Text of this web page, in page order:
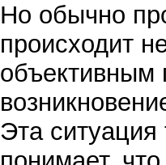
Но обычно
происходит
объективным
Эта